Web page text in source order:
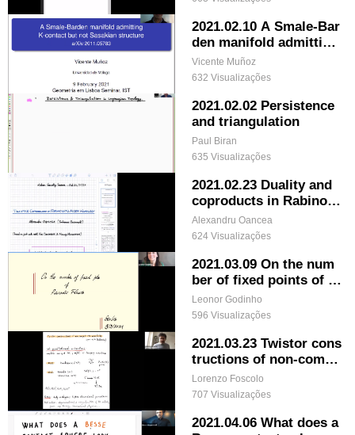
2021.02.10 A Smale-Bar
den manifold admitting
a K-contact but not Sas
akian structure
Vicente Muñoz
632 Visualizações
2021.02.02 Persistence
and triangulation
Paul Biran
635 Visualizações
2021.02.23 Duality and
coproducts in Rabinowi
tz-Floer homology
Alexandru Oancea
624 Visualizações
2021.03.09 On the num
ber of fixed points of p
eriodic flows
Leonor Godinho
596 Visualizações
2021.03.23 Twistor cons
tructions of non-compa
ct hyperkähler manifold
s
Lorenzo Foscolo
707 Visualizações
2021.04.06 What does a